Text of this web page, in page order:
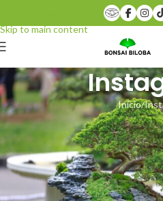
Skip to main content
Inicio
[vc_row][vc_column][woodmart_title
title=”
PHOTOS FROM INSTAGRAM
after_title=”You can see instagram
product page also”][vc_column_text